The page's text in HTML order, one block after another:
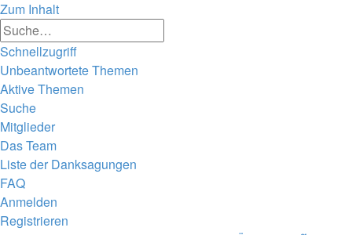
Zum Inhalt
Schnellzugriff
Unbeantwortete Themen
Aktive Themen
Suche
Mitglieder
Das Team
Liste der Danksagungen
FAQ
Anmelden
Registrieren